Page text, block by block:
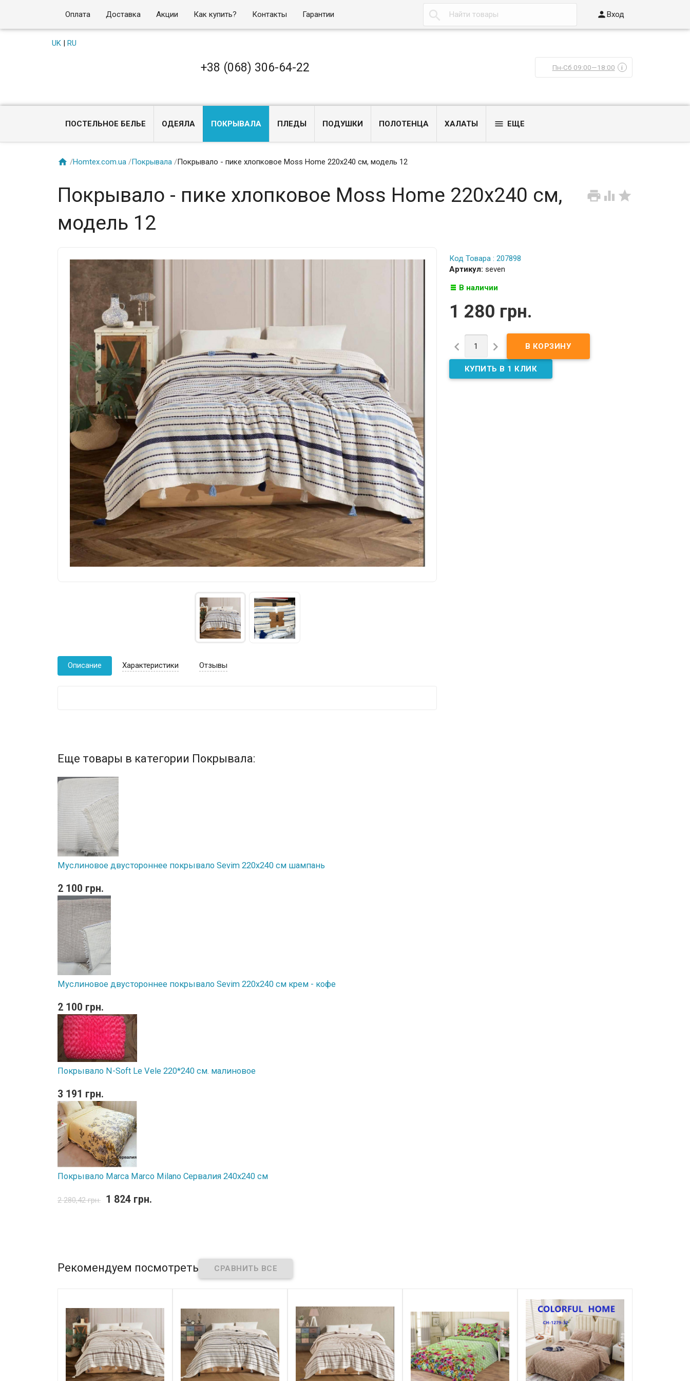
Оплата Доставка Акции Как купить? Контакты Гарантии  Вход
UK| RU
+38 (068) 306-64-22 Пн-Сб 09:00—18:00 i
ПОСТЕЛЬНОЕ БЕЛЬЕ ОДЕЯЛА ПОКРЫВАЛА ПЛЕДЫ ПОДУШКИ ПОЛОТЕНЦА ХАЛАТЫ  ЕЩЕ
 /Homtex.com.ua /Покрывала /Покрывало - пике хлопковое Moss Home 220x240 см, модель 12
  
Покрывало - пике хлопковое Moss Home 220x240 см,
модель 12
Код Товара : 207898
Артикул: seven
В наличии
1 280 грн.
 
Описание Характеристики Отзывы
Еще товары в категории Покрывала:
Муслиновое двустороннее покрывало Sevim 220x240 см шампань
2 100 грн.
Муслиновое двустороннее покрывало Sevim 220x240 см крем - кофе
2 100 грн.
Покрывало N-Soft Le Vele 220*240 см. малиновое
3 191 грн.
Покрывало Marca Marco Milano Сервалия 240х240 см
2 280,42 грн. 1 824 грн.
Рекомендуем посмотреть